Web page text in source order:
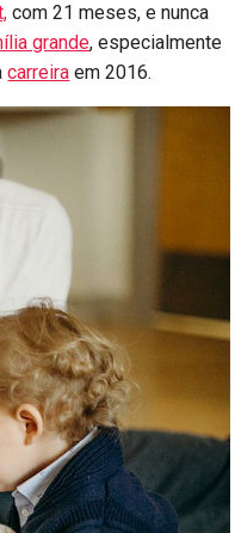
com 21 meses, e nunca
grande, especialmente
carreira em 2016.